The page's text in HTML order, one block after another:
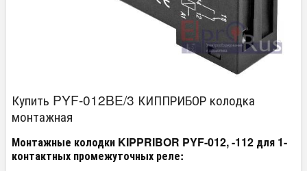
Купить PYF-012BE/3 КИППРИБОР колодка
монтажная
Монтажные колодки KIPPRIBOR PYF-012, -112 для 1-
контактных промежуточных реле: